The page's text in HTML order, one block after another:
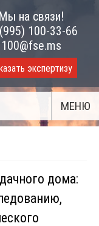
Мы на связи!
100-33-66
100@fse.ms
экспертизу
МЕНЮ
дома: